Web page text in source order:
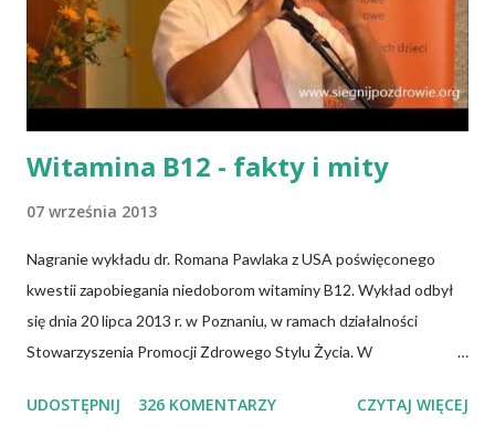
podpłomyki to: wziąć mąkę, wodę i trochę soli. Z tych składników
zagnieść ciasto, dodając mąkę w takiej ilości, aby ciasto nie kleiło
się do palców. Z kolei r...
Witamina B12 - fakty i mity
07 września 2013
Nagranie wykładu dr. Romana Pawlaka z USA poświęconego
kwestii zapobiegania niedoborom witaminy B12. Wykład odbył
się dnia 20 lipca 2013 r. w Poznaniu, w ramach działalności
Stowarzyszenia Promocji Zdrowego Stylu Życia. W
posiadamy odnośnie witaminy B12 w świetle aktualnych
UDOSTĘPNIJ 326 KOMENTARZY CZYTAJ WIĘCEJ